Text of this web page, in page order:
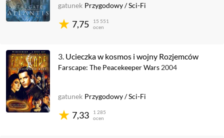
7,75
15 551
ocen
gatunek Przygodowy/Sci-Fi
3. Ucieczka w kosmos i wojny Rozjemców
Farscape: The Peacekeeper Wars 2004
7,33
1 285
ocen
gatunek Przygodowy/Sci-Fi